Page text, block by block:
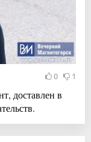
0 1
доставлен в